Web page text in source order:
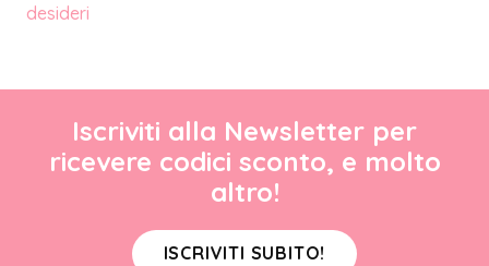
desideri
Iscriviti alla Newsletter per
ricevere codici sconto, e molto
altro!
ISCRIVITI SUBITO!